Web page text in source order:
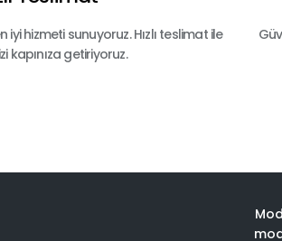
iyi hizmeti sunuyoruz. Hızlı teslimat ile
kapınıza getiriyoruz.